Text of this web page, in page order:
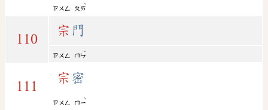
ㄗㄨㄥ ㄆㄞ
ˋ
110
宗 門
ㄗㄨㄥ ㄇㄣ
ˊ
111
宗 密
ㄗㄨㄥ ㄇㄧ
ˋ